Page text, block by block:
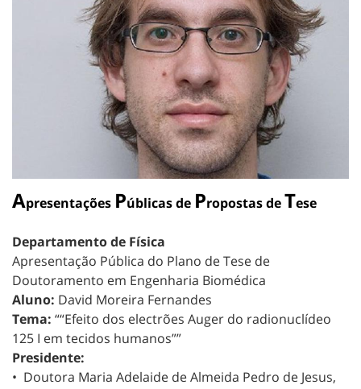
Apresentações Públicas de Propostas deTese
Departamento de Física
Apresentação Pública do Plano de Tese de
Doutoramento em Engenharia Biomédica
Aluno: David Moreira Fernandes
Tema: ““Efeito dos electrões Auger do radionuclídeo
125 I em tecidos humanos””
Presidente:
• Doutora Maria Adelaide de Almeida Pedro de Jesus,